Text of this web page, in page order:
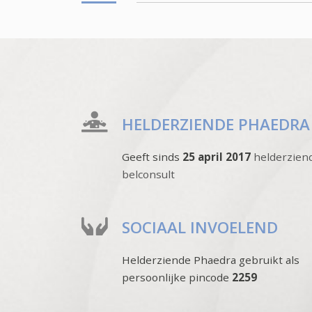
HELDERZIENDE PHAEDRA
Geeft sinds 25 april 2017
belconsult
SOCIAAL INVOELEND
Helderziende Phaedra gebruikt als
persoonlijke pincode 2259